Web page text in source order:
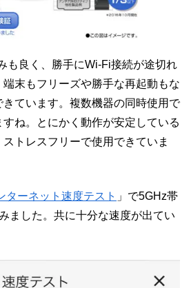
も良く、勝手にWi-Fi接続が途切れ
末もフリーズや勝手な再起動もな
きています。複数機器の同時使用で
ね。とにかく動作が安定している
トレスフリーで使用できていま
ターネット速度テスト 」で5GHz帯
ました。共に十分な速度が出てい